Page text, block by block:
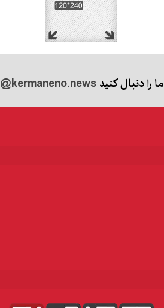
ما را دنبال کنید@kermaneno.news